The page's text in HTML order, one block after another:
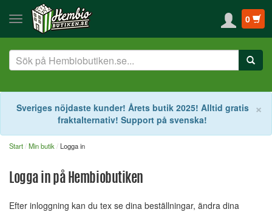
0
×
Sveriges nöjdaste kunder! Årets butik 2025! Alltid gratis
fraktalternativ! Support på svenska!
Start Min butik Logga in
Logga in på Hembiobutiken
Efter inloggning kan du tex se dina beställningar, ändra dina